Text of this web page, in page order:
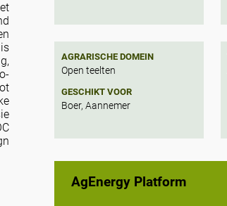
AGRARISCHE DOMEIN
Open teelten
GESCHIKT VOOR
Boer, Aannemer
AgEnergy Platform